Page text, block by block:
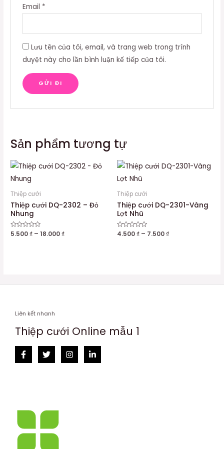
Email *
Lưu tên của tôi, email, và trang web trong trình
duyệt này cho lần bình luận kế tiếp của tôi.
Sản phẩm tương tự
Thiệp cưới
Thiệp cưới DQ-2302 – Đỏ
Nhung
Được
5.500₫ –18.000₫
Thiệp cưới
Thiệp cưới DQ-2301-Vàng
Lợt Nhũ
Được
4.500₫ – 7.500₫
Liên kết nhanh
Thiệp cưới Online mẫu 1